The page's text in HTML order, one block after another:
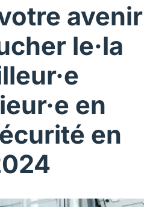
joindre
avenir
le·la
en
en